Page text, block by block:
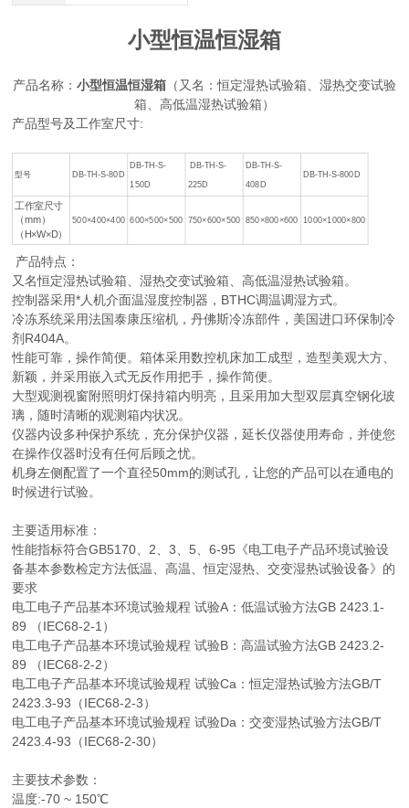
小型恒温恒湿箱
产品名称： 小型恒温恒湿箱（又名：恒定湿热试验箱、湿热交变试验
箱、高低温湿热试验箱）
产品型号及工作室尺寸:
型号 DB-TH-S-80D
DB-TH-S-
150D
DB-TH-S-
225D
DB-TH-S-
408D
DB-TH-S-800D
工作室尺寸
（mm）
（H×W×D）
500×400×400 600×500×500 750×600×500 850×800×600 1000×1000×800
产品特点：
又名恒定湿热试验箱、湿热交变试验箱、高低温湿热试验箱。
控制器采用*人机介面温湿度控制器，BTHC调温调湿方式。
冷冻系统采用法国泰康压缩机，丹佛斯冷冻部件，美国进口环保制冷
剂R404A。
性能可靠，操作简便。箱体采用数控机床加工成型，造型美观大方、
新颖，并采用嵌入式无反作用把手，操作简便。
大型观测视窗附照明灯保持箱内明亮，且采用加大型双层真空钢化玻
璃，随时清晰的观测箱内状况。
仪器内设多种保护系统，充分保护仪器，延长仪器使用寿命，并使您
在操作仪器时没有任何后顾之忧。
机身左侧配置了一个直径50mm的测试孔，让您的产品可以在通电的
时候进行试验。
主要适用标准：
性能指标符合GB5170、2、3、5、6-95《电工电子产品环境试验设
备基本参数检定方法低温、高温、恒定湿热、交变湿热试验设备》的
要求
电工电子产品基本环境试验规程 试验A：低温试验方法GB 2423.1-
89 （IEC68-2-1）
电工电子产品基本环境试验规程 试验B：高温试验方法GB 2423.2-
89 （IEC68-2-2）
电工电子产品基本环境试验规程 试验Ca：恒定湿热试验方法GB/T
2423.3-93（IEC68-2-3）
电工电子产品基本环境试验规程 试验Da：交变湿热试验方法GB/T
2423.4-93（IEC68-2-30）
主要技术参数：
温度:-70 ~ 150℃